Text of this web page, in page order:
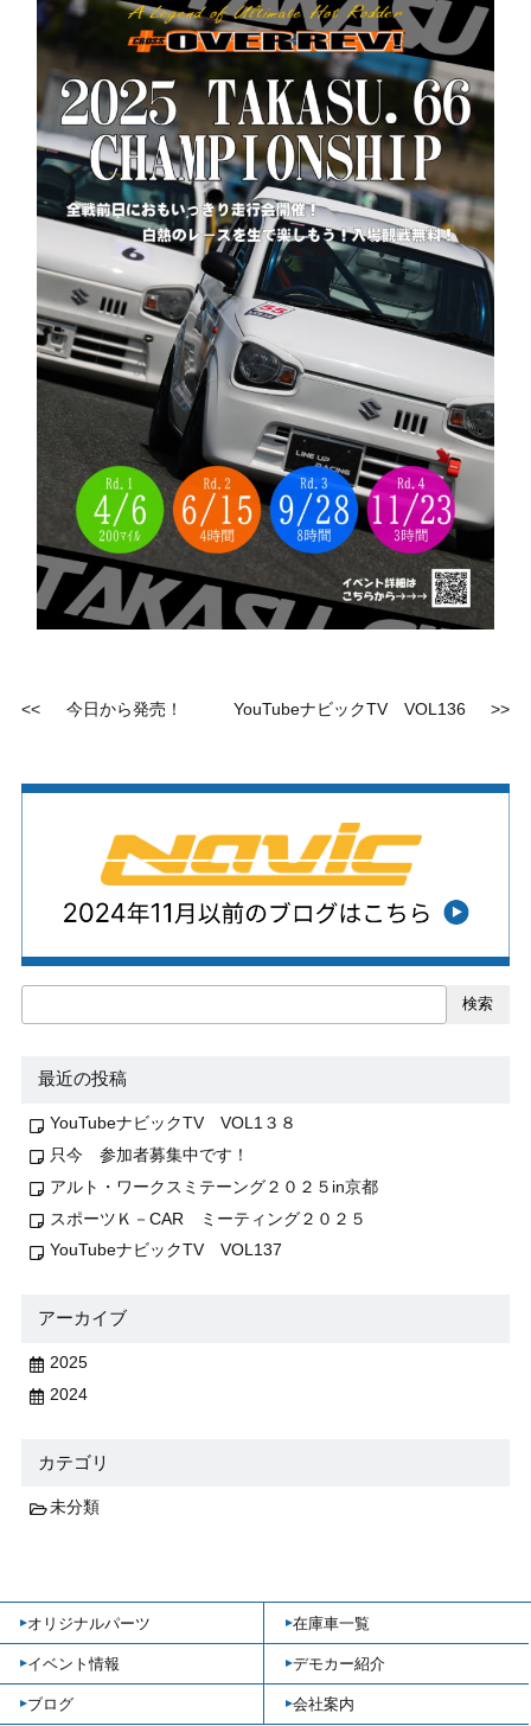
YouTubeナビックTV VOL136 >>
<< 今日から発売！
検索
最近の投稿
YouTubeナビックTV VOL1３８
只今 参加者募集中です！
アルト・ワークスミテーング２０２５in京都
スポーツＫ－CAR ミーティング２０２５
YouTubeナビックTV VOL137
アーカイブ
2025
2024
カテゴリ
未分類
オリジナルパーツ 在庫車一覧
イベント情報 デモカー紹介
ブログ 会社案内